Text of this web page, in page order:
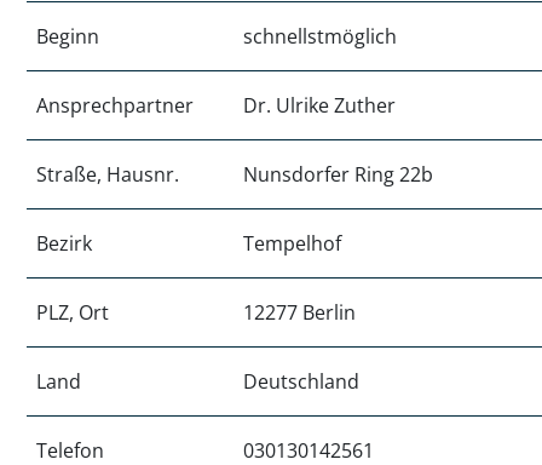
Beginn schnellstmöglich
Ansprechpartner Dr. Ulrike Zuther
Straße, Hausnr. Nunsdorfer Ring 22b
Bezirk Tempelhof
PLZ, Ort 12277 Berlin
Land Deutschland
Telefon 030130142561